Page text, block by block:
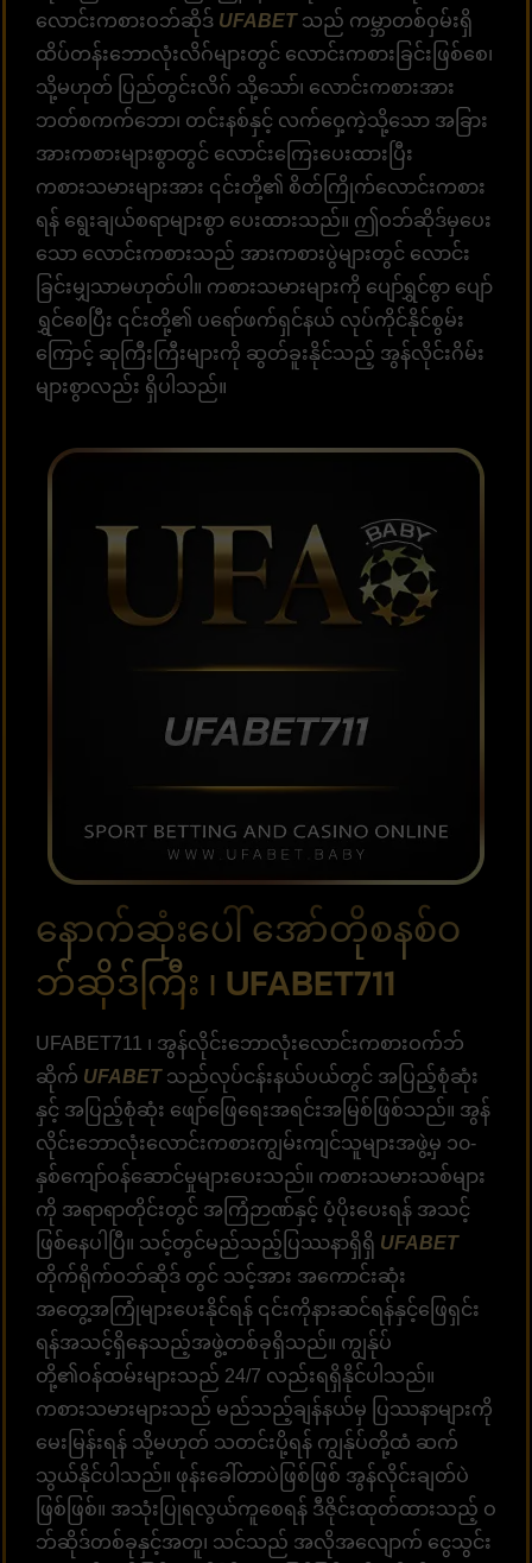
လောင်းကစားဝဘ်ဆိုဒ် UFABETသည် ကမ္ဘာတစ်ဝှမ်းရှိ
ထိပ်တန်းဘောလုံးလိဂ်များတွင် လောင်းကစားခြင်းဖြစ်စေ၊
သို့မဟုတ် ပြည်တွင်းလိဂ် သို့သော်၊ လောင်းကစားအား
ဘတ်စကက်ဘော၊ တင်းနစ်နှင့် လက်ဝှေ့ကဲ့သို့သော အခြား
အားကစားများစွာတွင် လောင်းကြေးပေးထားပြီး
ကစားသမားများအား ၎င်းတို့၏ စိတ်ကြိုက်လောင်းကစား
ရန် ရွေးချယ်စရာများစွာ ပေးထားသည်။ ဤဝဘ်ဆိုဒ်မှပေး
သော လောင်းကစားသည် အားကစားပွဲများတွင် လောင်း
ခြင်းမျှသာမဟုတ်ပါ။ ကစားသမားများကို ပျော်ရွှင်စွာ ပျော်
ရွှင်စေပြီး ၎င်းတို့၏ ပရော်ဖက်ရှင်နယ် လုပ်ကိုင်နိုင်စွမ်း
ကြောင့် ဆုကြီးကြီးများကို ဆွတ်ခူးနိုင်သည့် အွန်လိုင်းဂိမ်း
များစွာလည်း ရှိပါသည်။
နောက်ဆုံးပေါ် အော်တိုစနစ်ဝ
ဘ်ဆိုဒ်ကြီး ၊ UFABET711
UFABET711 ၊ အွန်လိုင်းဘောလုံးလောင်းကစားဝက်ဘ်
ဆိုက် UFABETသည်လုပ်ငန်းနယ်ပယ်တွင် အပြည့်စုံဆုံး
နှင့် အပြည့်စုံဆုံး ဖျော်ဖြေရေးအရင်းအမြစ်ဖြစ်သည်။ အွန်
လိုင်းဘောလုံးလောင်းကစားကျွမ်းကျင်သူများအဖွဲ့မှ ၁၀-
နှစ်ကျော်ဝန်ဆောင်မှုများပေးသည်။ ကစားသမားသစ်များ
ကို အရာရာတိုင်းတွင် အကြံဉာဏ်နှင့် ပံ့ပိုးပေးရန် အသင့်
ဖြစ်နေပါပြီ။ သင့်တွင်မည်သည့်ပြဿနာရှိရှိ UFABET
တိုက်ရိုက်ဝဘ်ဆိုဒ် တွင် သင့်အား အကောင်းဆုံး
အတွေ့အကြုံများပေးနိုင်ရန် ၎င်းကိုနားဆင်ရန်နှင့်ဖြေရှင်း
ရန်အသင့်ရှိနေသည့်အဖွဲ့တစ်ခုရှိသည်။ ကျွန်ုပ်
တို့၏ဝန်ထမ်းများသည် 24/7 လည်းရရှိနိုင်ပါသည်။
ကစားသမားများသည် မည်သည့်ချန်နယ်မှ ပြဿနာများကို
မေးမြန်းရန် သို့မဟုတ် သတင်းပို့ရန် ကျွန်ုပ်တို့ထံ ဆက်
သွယ်နိုင်ပါသည်။ ဖုန်းခေါ်တာပဲဖြစ်ဖြစ် အွန်လိုင်းချတ်ပဲ
ဖြစ်ဖြစ်။ အသုံးပြုရလွယ်ကူစေရန် ဒီဇိုင်းထုတ်ထားသည့် ဝ
ဘ်ဆိုဒ်တစ်ခုနှင့်အတူ၊ သင်သည် အလိုအလျောက် ငွေသွင်း